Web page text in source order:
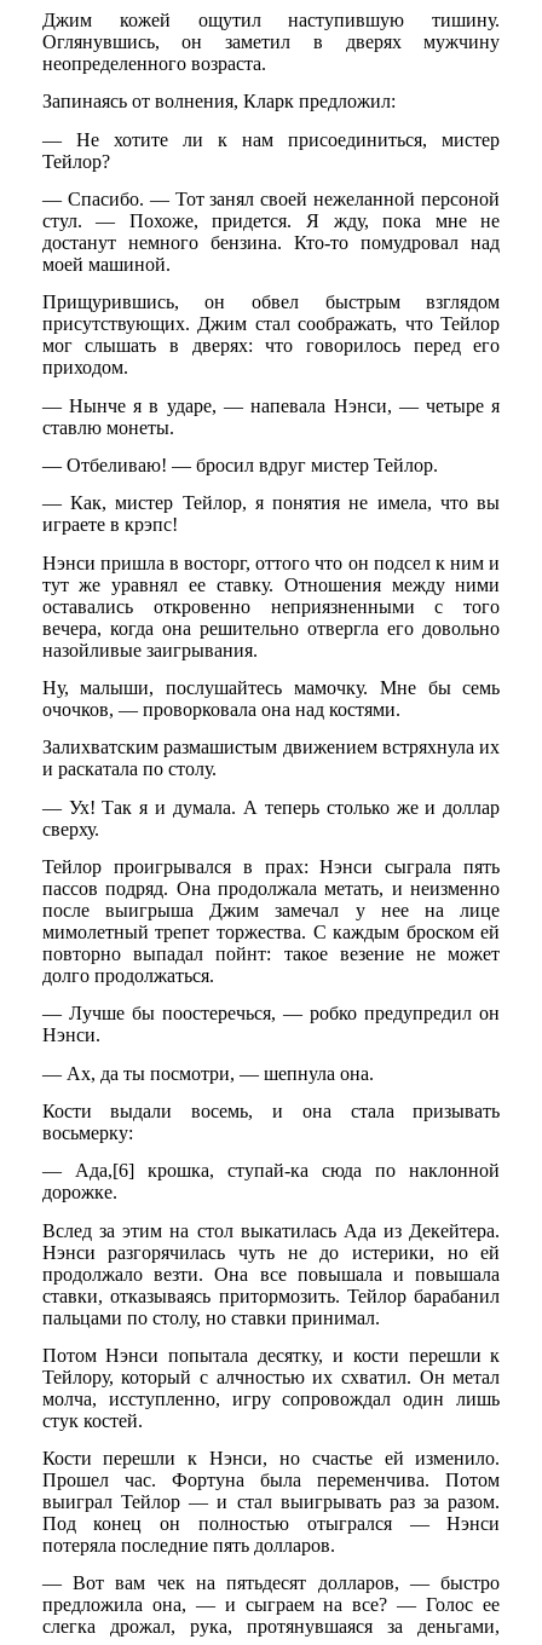
Джим кожей ощутил наступившую тишину.
Оглянувшись, он заметил в дверях мужчину
неопределенного возраста.
Запинаясь от волнения, Кларк предложил:
— Не хотите ли к нам присоединиться, мистер
Тейлор?
— Спасибо. — Тот занял своей нежеланной персоной
стул. — Похоже, придется. Я жду, пока мне не
достанут немного бензина. Кто-то помудровал над
моей машиной.
Прищурившись, он обвел быстрым взглядом
присутствующих. Джим стал соображать, что Тейлор
мог слышать в дверях: что говорилось перед его
приходом.
— Нынче я в ударе, — напевала Нэнси, — четыре я
ставлю монеты.
— Отбеливаю! — бросил вдруг мистер Тейлор.
— Как, мистер Тейлор, я понятия не имела, что вы
играете в крэпс!
Нэнси пришла в восторг, оттого что он подсел к ним и
тут же уравнял ее ставку. Отношения между ними
оставались откровенно неприязненными с того
вечера, когда она решительно отвергла его довольно
назойливые заигрывания.
Ну, малыши, послушайтесь мамочку. Мне бы семь
очочков, — проворковала она над костями.
Залихватским размашистым движением встряхнула их
и раскатала по столу.
— Ух! Так я и думала. А теперь столько же и доллар
сверху.
Тейлор проигрывался в прах: Нэнси сыграла пять
пассов подряд. Она продолжала метать, и неизменно
после выигрыша Джим замечал у нее на лице
мимолетный трепет торжества. С каждым броском ей
повторно выпадал пойнт: такое везение не может
долго продолжаться.
— Лучше бы поостеречься, — робко предупредил он
Нэнси.
— Ах, да ты посмотри, — шепнула она.
Кости выдали восемь, и она стала призывать
восьмерку:
— Ада,[6] крошка, ступай-ка сюда по наклонной
дорожке.
Вслед за этим на стол выкатилась Ада из Декейтера.
Нэнси разгорячилась чуть не до истерики, но ей
продолжало везти. Она все повышала и повышала
ставки, отказываясь притормозить. Тейлор барабанил
пальцами по столу, но ставки принимал.
Потом Нэнси попытала десятку, и кости перешли к
Тейлору, который с алчностью их схватил. Он метал
молча, исступленно, игру сопровождал один лишь
стук костей.
Кости перешли к Нэнси, но счастье ей изменило.
Прошел час. Фортуна была переменчива. Потом
выиграл Тейлор — и стал выигрывать раз за разом.
Под конец он полностью отыгрался — Нэнси
потеряла последние пять долларов.
— Вот вам чек на пятьдесят долларов, — быстро
предложила она, — и сыграем на все? — Голос ее
слегка дрожал, рука, протянувшаяся за деньгами,